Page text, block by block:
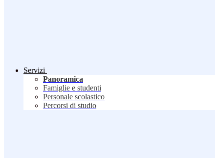
Servizi
Panoramica
Famiglie e studenti
Personale scolastico
Percorsi di studio